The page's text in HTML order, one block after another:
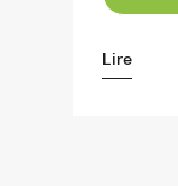
Lire